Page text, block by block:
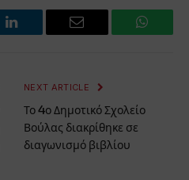
LinkedIn Email
NEXT ARTICLE
Το 4ο Δημοτικό Σχολείο
Βούλας διακρίθηκε σε
διαγωνισμό βιβλίου